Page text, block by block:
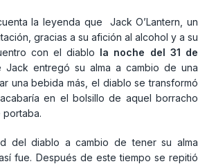
la leyenda que Jack O’Lantern, un
gracias a su afición al alcohol y a su
con el diablo la noche del 31 de
Jack entregó su alma a cambio de una
una bebida más, el diablo se transformó
en el bolsillo de aquel borracho
del diablo a cambio de tener su alma
fue. Después de este tiempo se repitió